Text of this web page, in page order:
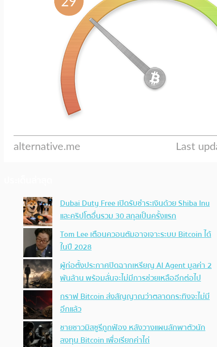
Dubai Duty Free เปิดรับชำระเงินด้วย Shiba Inu
และคริปโตอื่นรวม 30 สกุลเป็นครั้งแรก
Tom Lee เตือนควอนตัมอาจเจาะระบบ Bitcoin ได้
ในปี 2028
ผู้ก่อตั้งประกาศปิดฉากเหรียญ AI Agent มูลค่า 2
พันล้าน พร้อมลั่นจะไม่มีการช่วยเหลืออีกต่อไป
กราฟ Bitcoin ส่งสัญญาณว่าตลาดกระทิงจะไม่มี
อีกแล้ว
ชายชาวมิสซูรีถูกฟ้อง หลังวางแผนลักพาตัวนัก
ลงทุน Bitcoin เพื่อเรียกค่าไถ่